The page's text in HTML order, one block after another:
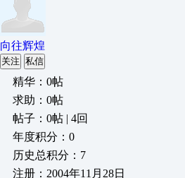
向往辉煌
关注 私信
精华：0帖
求助：0帖
帖子：0帖 | 4回
年度积分：0
历史总积分：7
注册：2004年11月28日